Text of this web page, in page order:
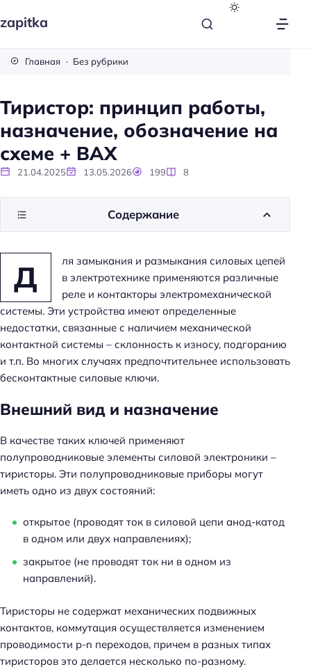
zapitka
Главная Без рубрики
Тиристор: принцип работы,
назначение, обозначение на
схеме + ВАХ
21.04.2025 13.05.2026 199 8
Д
ля замыкания и размыкания силовых цепей
в электротехнике применяются различные
реле и контакторы электромеханической
системы. Эти устройства имеют определенные
недостатки, связанные с наличием механической
контактной системы – склонность к износу, подгоранию
и т.п. Во многих случаях предпочтительнее использовать
бесконтактные силовые ключи.
Внешний вид и назначение
В качестве таких ключей применяют
полупроводниковые элементы силовой электроники –
тиристоры. Эти полупроводниковые приборы могут
иметь одно из двух состояний:
открытое (проводят ток в силовой цепи анод-катод
в одном или двух направлениях);
закрытое (не проводят ток ни в одном из
направлений).
Тиристоры не содержат механических подвижных
контактов, коммутация осуществляется изменением
проводимости p-n переходов, причем в разных типах
тиристоров это делается несколько по-разному.
Содержание